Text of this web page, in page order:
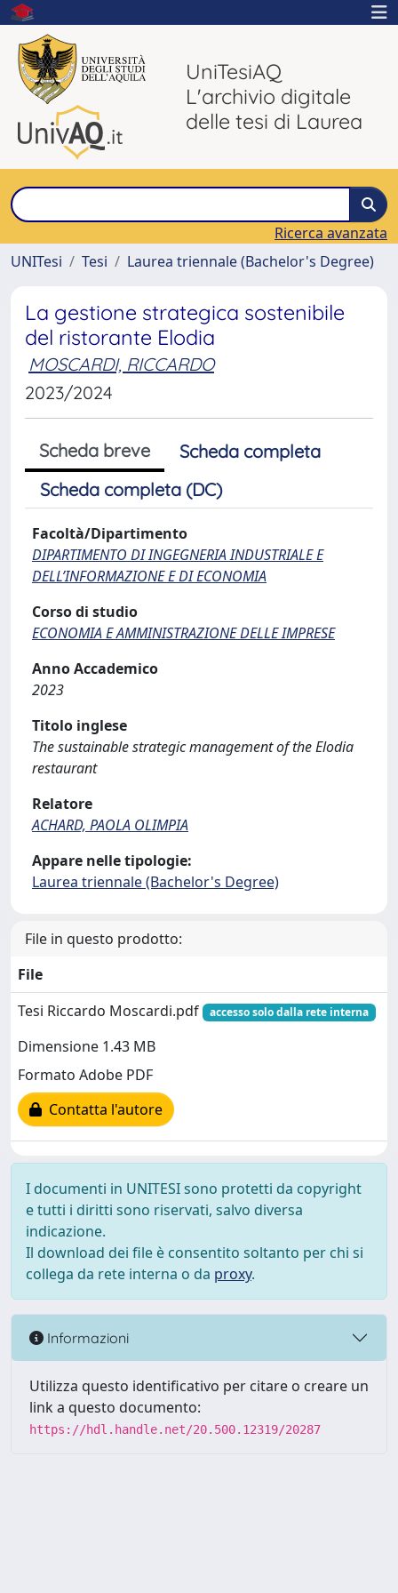
UniTesiAQ
L'archivio digitale
delle tesi di Laurea
Ricerca avanzata
UNITesi
Tesi Laurea triennale (Bachelor's Degree)
La gestione strategica sostenibile
del ristorante Elodia
MOSCARDI, RICCARDO
2023/2024
Scheda breve
Scheda completa
Scheda completa (DC)
Facoltà/Dipartimento
DIPARTIMENTO DI INGEGNERIA INDUSTRIALE E
DELL’INFORMAZIONE E DI ECONOMIA
Corso di studio
ECONOMIA E AMMINISTRAZIONE DELLE IMPRESE
Anno Accademico
2023
Titolo inglese
The sustainable strategic management of the Elodia
restaurant
Relatore
ACHARD, PAOLA OLIMPIA
Appare nelle tipologie:
Laurea triennale (Bachelor's Degree)
File in questo prodotto:
File
Tesi Riccardo Moscardi.pdf
accesso solo dalla rete interna
Dimensione 1.43 MB
Formato Adobe PDF
Contatta l'autore
I documenti in UNITESI sono protetti da copyright
e tutti i diritti sono riservati, salvo diversa
indicazione.
Il download dei file è consentito soltanto per chi si
collega da rete interna o da proxy.
Informazioni
Utilizza questo identificativo per citare o creare un
link a questo documento:
https://hdl.handle.net/20.500.12319/20287